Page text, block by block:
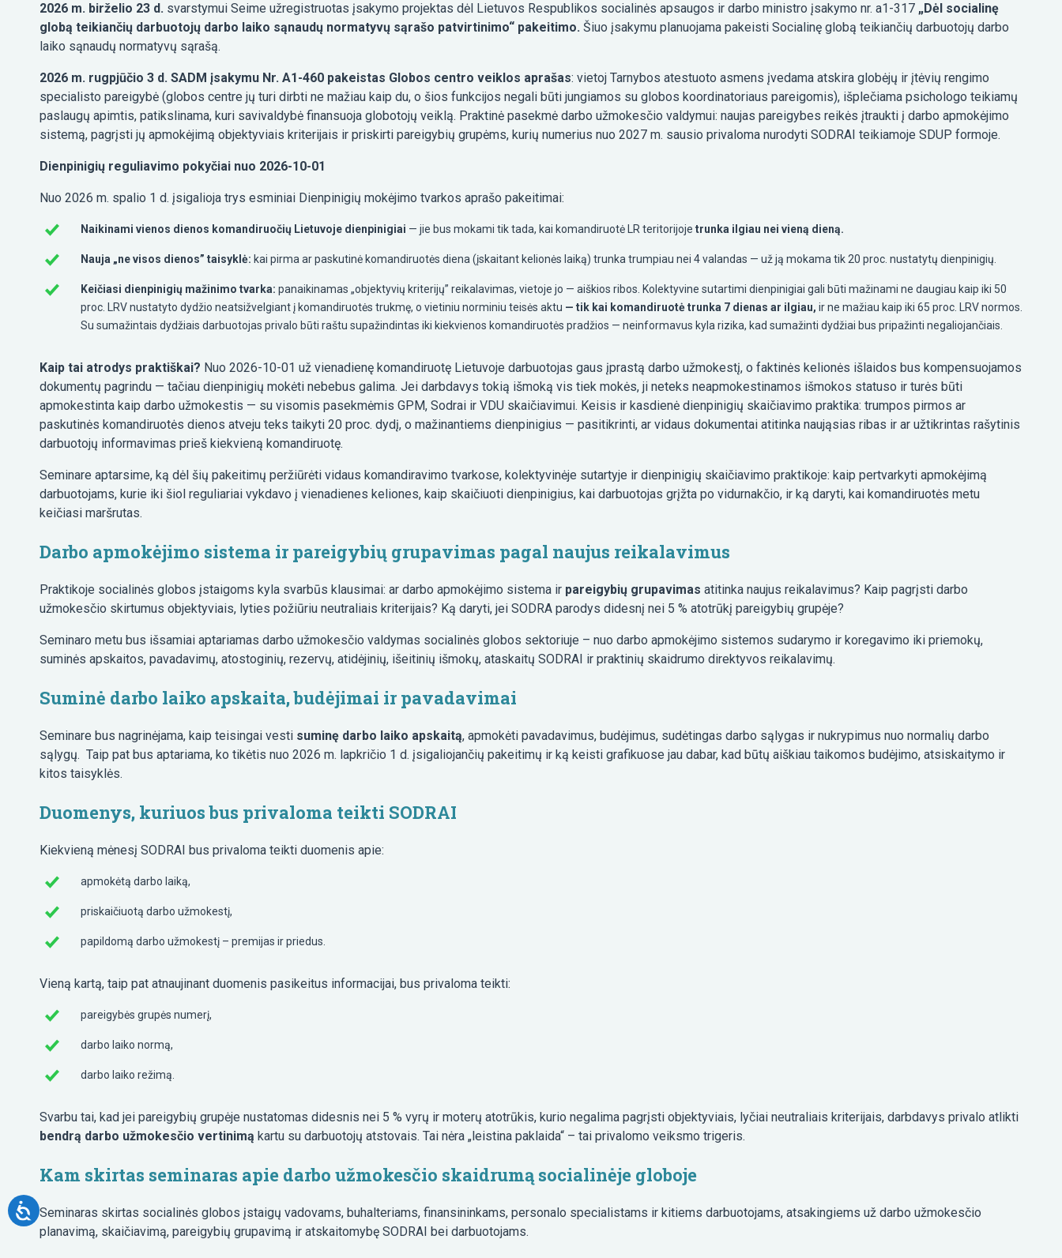
2026 m. birželio 23 d. svarstymui Seime užregistruotas įsakymo projektas dėl Lietuvos Respublikos socialinės apsaugos ir darbo ministro įsakymo nr. a1-317 „Dėl socialinę
globą teikiančių darbuotojų darbo laiko sąnaudų normatyvų sąrašo patvirtinimo“ pakeitimo. Šiuo įsakymu planuojama pakeisti Socialinę globą teikiančių darbuotojų darbo
laiko sąnaudų normatyvų sąrašą.
2026 m. rugpjūčio 3 d. SADM įsakymu Nr. A1-460 pakeistas Globos centro veiklos aprašas: vietoj Tarnybos atestuoto asmens įvedama atskira globėjų ir įtėvių rengimo
specialisto pareigybė (globos centre jų turi dirbti ne mažiau kaip du, o šios funkcijos negali būti jungiamos su globos koordinatoriaus pareigomis), išplečiama psichologo teikiamų
paslaugų apimtis, patikslinama, kuri savivaldybė finansuoja globotojų veiklą. Praktinė pasekmė darbo užmokesčio valdymui: naujas pareigybes reikės įtraukti į darbo apmokėjimo
sistemą, pagrįsti jų apmokėjimą objektyviais kriterijais ir priskirti pareigybių grupėms, kurių numerius nuo 2027 m. sausio privaloma nurodyti SODRAI teikiamoje SDUP formoje.
Dienpinigių reguliavimo pokyčiai nuo 2026-10-01
Nuo 2026 m. spalio 1 d. įsigalioja trys esminiai Dienpinigių mokėjimo tvarkos aprašo pakeitimai:
Naikinami vienos dienos komandiruočių Lietuvoje dienpinigiai — jie bus mokami tik tada, kai komandiruotė LR teritorijoje trunka ilgiau nei vieną dieną.
Nauja „ne visos dienos” taisyklė: kai pirma ar paskutinė komandiruotės diena (įskaitant kelionės laiką) trunka trumpiau nei 4 valandas — už ją mokama tik 20 proc. nustatytų dienpinigių.
Keičiasi dienpinigių mažinimo tvarka: panaikinamas „objektyvių kriterijų” reikalavimas, vietoje jo — aiškios ribos. Kolektyvine sutartimi dienpinigiai gali būti mažinami ne daugiau kaip iki 50
proc. LRV nustatyto dydžio neatsižvelgiant į komandiruotės trukmę, o vietiniu norminiu teisės aktu — tik kai komandiruotė trunka 7 dienas ar ilgiau, ir ne mažiau kaip iki 65 proc. LRV normos.
Su sumažintais dydžiais darbuotojas privalo būti raštu supažindintas iki kiekvienos komandiruotės pradžios — neinformavus kyla rizika, kad sumažinti dydžiai bus pripažinti negaliojančiais.
Kaip tai atrodys praktiškai? Nuo 2026-10-01 už vienadienę komandiruotę Lietuvoje darbuotojas gaus įprastą darbo užmokestį, o faktinės kelionės išlaidos bus kompensuojamos
dokumentų pagrindu — tačiau dienpinigių mokėti nebebus galima. Jei darbdavys tokią išmoką vis tiek mokės, ji neteks neapmokestinamos išmokos statuso ir turės būti
apmokestinta kaip darbo užmokestis — su visomis pasekmėmis GPM, Sodrai ir VDU skaičiavimui. Keisis ir kasdienė dienpinigių skaičiavimo praktika: trumpos pirmos ar
paskutinės komandiruotės dienos atveju teks taikyti 20 proc. dydį, o mažinantiems dienpinigius — pasitikrinti, ar vidaus dokumentai atitinka naująsias ribas ir ar užtikrintas rašytinis
darbuotojų informavimas prieš kiekvieną komandiruotę.
Seminare aptarsime, ką dėl šių pakeitimų peržiūrėti vidaus komandiravimo tvarkose, kolektyvinėje sutartyje ir dienpinigių skaičiavimo praktikoje: kaip pertvarkyti apmokėjimą
darbuotojams, kurie iki šiol reguliariai vykdavo į vienadienes keliones, kaip skaičiuoti dienpinigius, kai darbuotojas grįžta po vidurnakčio, ir ką daryti, kai komandiruotės metu
keičiasi maršrutas.
Darbo apmokėjimo sistema ir pareigybių grupavimas pagal naujus reikalavimus
Praktikoje socialinės globos įstaigoms kyla svarbūs klausimai: ar darbo apmokėjimo sistema ir pareigybių grupavimas atitinka naujus reikalavimus? Kaip pagrįsti darbo
užmokesčio skirtumus objektyviais, lyties požiūriu neutraliais kriterijais? Ką daryti, jei SODRA parodys didesnį nei 5 % atotrūkį pareigybių grupėje?
Seminaro metu bus išsamiai aptariamas darbo užmokesčio valdymas socialinės globos sektoriuje – nuo darbo apmokėjimo sistemos sudarymo ir koregavimo iki priemokų,
suminės apskaitos, pavadavimų, atostoginių, rezervų, atidėjinių, išeitinių išmokų, ataskaitų SODRAI ir praktinių skaidrumo direktyvos reikalavimų.
Suminė darbo laiko apskaita, budėjimai ir pavadavimai
Seminare bus nagrinėjama, kaip teisingai vesti suminę darbo laiko apskaitą, apmokėti pavadavimus, budėjimus, sudėtingas darbo sąlygas ir nukrypimus nuo normalių darbo
sąlygų. Taip pat bus aptariama, ko tikėtis nuo 2026 m. lapkričio 1 d. įsigaliojančių pakeitimų ir ką keisti grafikuose jau dabar, kad būtų aiškiau taikomos budėjimo, atsiskaitymo ir
kitos taisyklės.
Duomenys, kuriuos bus privaloma teikti SODRAI
Kiekvieną mėnesį SODRAI bus privaloma teikti duomenis apie:
apmokėtą darbo laiką,
priskaičiuotą darbo užmokestį,
papildomą darbo užmokestį – premijas ir priedus.
Vieną kartą, taip pat atnaujinant duomenis pasikeitus informacijai, bus privaloma teikti:
pareigybės grupės numerį,
darbo laiko normą,
darbo laiko režimą.
Svarbu tai, kad jei pareigybių grupėje nustatomas didesnis nei 5 % vyrų ir moterų atotrūkis, kurio negalima pagrįsti objektyviais, lyčiai neutraliais kriterijais, darbdavys privalo atlikti
bendrą darbo užmokesčio vertinimą kartu su darbuotojų atstovais. Tai nėra „leistina paklaida“ – tai privalomo veiksmo trigeris.
Kam skirtas seminaras apie darbo užmokesčio skaidrumą socialinėje globoje
Seminaras skirtas socialinės globos įstaigų vadovams, buhalteriams, finansininkams, personalo specialistams ir kitiems darbuotojams, atsakingiems už darbo užmokesčio
planavimą, skaičiavimą, pareigybių grupavimą ir atskaitomybę SODRAI bei darbuotojams.